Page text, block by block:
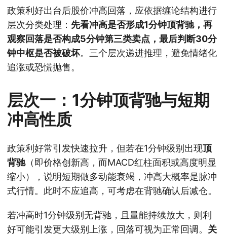
政策利好出台后股价冲高回落，应依据缠论结构进行
层次分类处理： 先看冲高是否形成1分钟顶背驰，再
观察回落是否构成5分钟第三类卖点，最后判断30分
钟中枢是否被破坏。三个层次递进推理，避免情绪化
追涨或恐慌抛售。
层次一：1分钟顶背驰与短期
冲高性质
政策利好常引发快速拉升，但若在1分钟级别出现顶
背驰（即价格创新高，而MACD红柱面积或高度明显
缩小），说明短期做多动能衰竭，冲高大概率是脉冲
式行情。此时不应追高，可考虑在背驰确认后减仓。
若冲高时1分钟级别无背驰，且量能持续放大，则利
好可能引发更大级别上涨，回落可视为正常回调。 关